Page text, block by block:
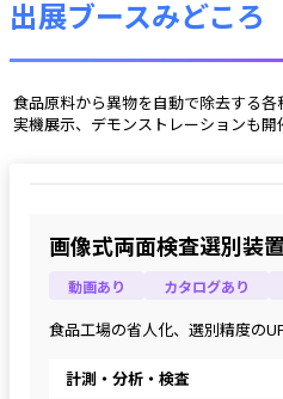
出展ブースみどころ
食品原料から異物を自動で除去する各
実機展示、デモンストレーションも開
画像式両面検査選別装
動画あり カタログあり
食品工場の省人化、選別精度の
計測・分析・検査